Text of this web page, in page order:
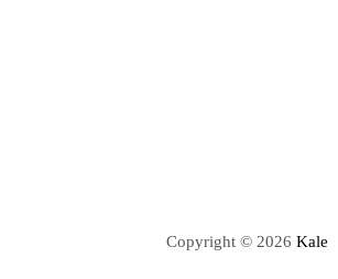
Copyright © 2026 Kale